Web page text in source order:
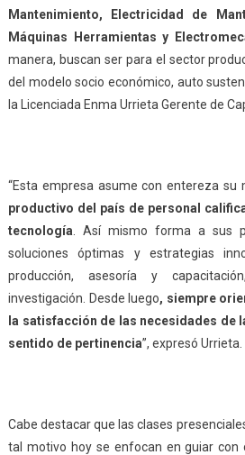
Mantenimiento, Electricidad de
Máquinas Herramientas y
manera, buscan ser para el sector
del modelo socio económico, auto
la Licenciada Enma Urrieta Gerente de
“Esta empresa asume con entereza su
productivo del país de personal
tecnología . Así mismo forma a sus
soluciones óptimas y estrategias
producción, asesoría y
investigación. Desde luego, siempre
la satisfacción de las necesidades de
sentido de pertinencia”, expresó Urrieta.
Cabe destacar que las clases
tal motivo hoy se enfocan en guiarcon